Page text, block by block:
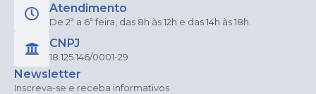
Atendimento
De 2ª a 6ª feira, das 8h às 12h e das 14h às 18h.
CNPJ
18.125.146/0001-29
Newsletter
Inscreva-se e receba informativos